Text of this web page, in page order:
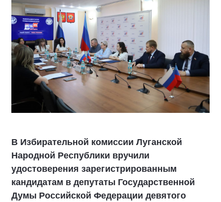
В Избирательной комиссии Луганской
Народной Республики вручили
удостоверения зарегистрированным
кандидатам в депутаты Государственной
Думы Российской Федерации девятого